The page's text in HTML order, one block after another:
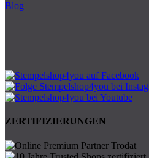
Blog
ZERTIFIZIERUNGEN